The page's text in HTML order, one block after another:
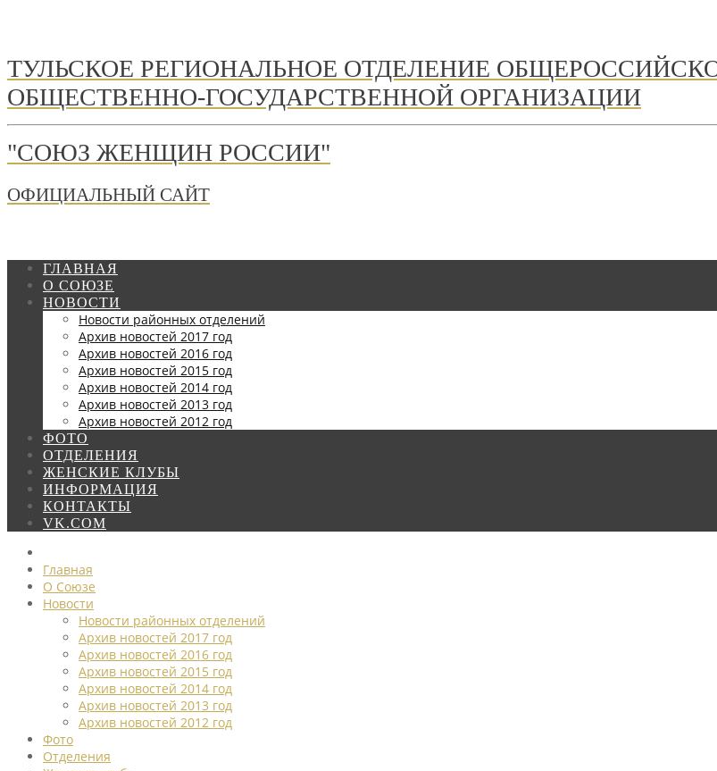
ТУЛЬСКОЕ РЕГИОНАЛЬНОЕ ОТДЕЛЕНИЕ
ОБЩЕСТВЕННО-ГОСУДАРСТВЕННОЙ ОРГАНИЗАЦИИ
"СОЮЗ ЖЕНЩИН РОССИИ"
ОФИЦИАЛЬНЫЙ САЙТ
ГЛАВНАЯ
О СОЮЗЕ
НОВОСТИ
Новости районных отделений
Архив новостей 2017 год
Архив новостей 2016 год
Архив новостей 2015 год
Архив новостей 2014 год
Архив новостей 2013 год
Архив новостей 2012 год
ФОТО
ОТДЕЛЕНИЯ
ЖЕНСКИЕ КЛУБЫ
ИНФОРМАЦИЯ
КОНТАКТЫ
VK.COM
Главная
О Союзе
Новости
Новости районных отделений
Архив новостей 2017 год
Архив новостей 2016 год
Архив новостей 2015 год
Архив новостей 2014 год
Архив новостей 2013 год
Архив новостей 2012 год
Фото
Отделения